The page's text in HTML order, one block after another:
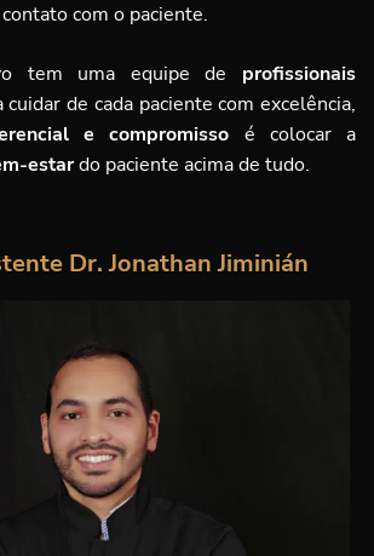
com o paciente.
tem uma equipe de profissionais
cuidar de cada paciente com excelência,
e compromisso é colocar a
estardo paciente acima de tudo.
Dr. Jonathan Jiminián